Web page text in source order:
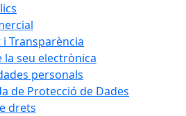
Transparència
seu electrònica
personals
de Protecció de Dades
drets